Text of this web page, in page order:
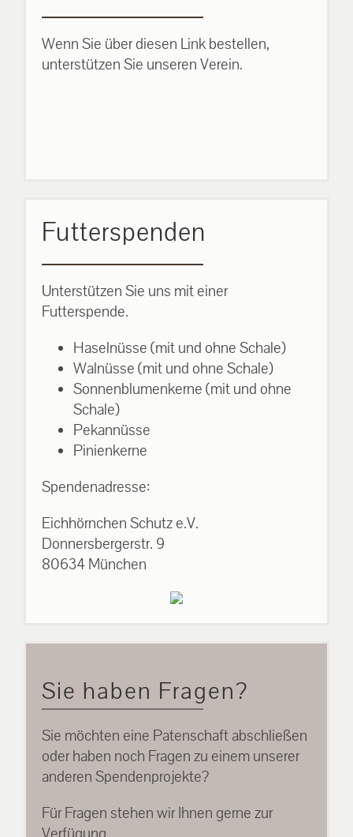
Wenn Sie über diesen Link bestellen,
unterstützen Sie unseren Verein.
Futterspenden
Unterstützen Sie uns mit einer
Futterspende.
Haselnüsse (mit und ohne Schale)
Walnüsse (mit und ohne Schale)
Sonnenblumenkerne (mit und ohne
Schale)
Pekannüsse
Pinienkerne
Spendenadresse:
Eichhörnchen Schutz e.V.
Donnersbergerstr. 9
80634 München
Sie haben Fragen?
Sie möchten eine Patenschaft abschließen
oder haben noch Fragen zu einem unserer
anderen Spendenprojekte?
Für Fragen stehen wir Ihnen gerne zur